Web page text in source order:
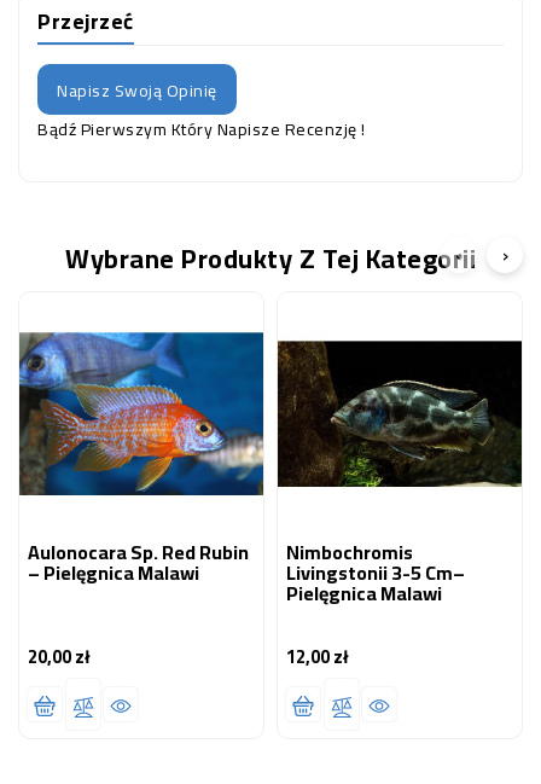
Przejrzeć
Napisz Swoją Opinię
Bądź Pierwszym Który Napisze Recenzję !
Wybrane Produkty Z Tej Kategorii
Aulonocara Sp. Red Rubin
– Pielęgnica Malawi
20,00 złCena
Nimbochromis
Livingstonii 3-5 Cm–
Pielęgnica Malawi
12,00 złCena
‹ ›